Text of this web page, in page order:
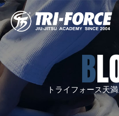
トライフォース天